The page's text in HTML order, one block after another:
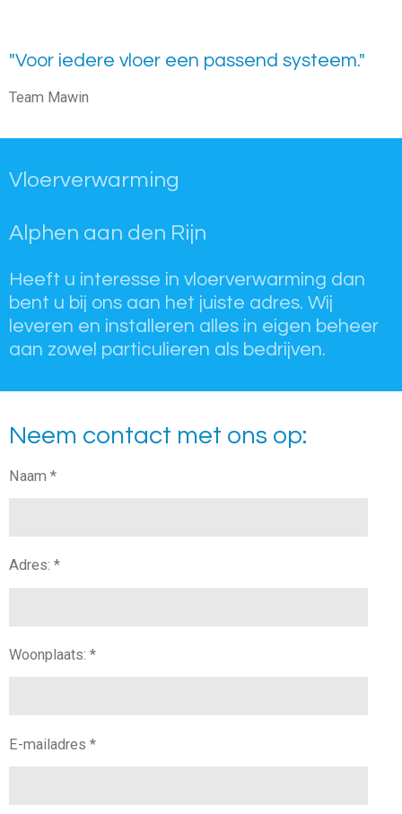
"Voor iedere vloer een passend systeem."
Team Mawin
Vloerverwarming
Alphen aan den Rijn
Heeft u interesse in vloerverwarming dan
bent u bij ons aan het juiste adres. Wij
leveren en installeren alles in eigen beheer
aan zowel particulieren als bedrijven.
Neem contact met ons op:
Naam *
Adres: *
Woonplaats: *
E-mailadres *